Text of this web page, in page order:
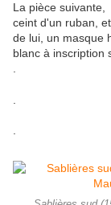
La pièce
ceint d'un ruban,
de lui, un masque
blanc à inscription
.
.
.